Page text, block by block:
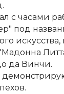
с часами
под
да Винчи.